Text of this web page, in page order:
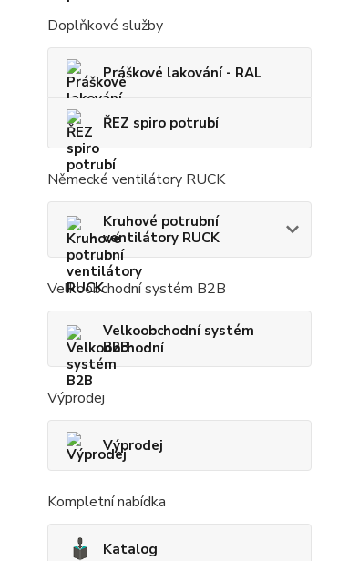
Doplňkové služby
Práškové lakování - RAL
ŘEZ spiro potrubí
Německé ventilátory RUCK
Kruhové potrubní
ventilátory RUCK
Velkoobchodní systém B2B
Velkoobchodní systém
B2B
Výprodej
Výprodej
Kompletní nabídka
Katalog